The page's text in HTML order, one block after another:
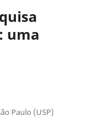
uma
Paulo (USP)